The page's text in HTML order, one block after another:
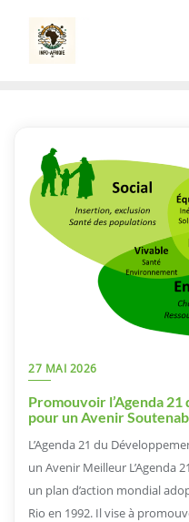
content
27 MAI 2026
Promouvoir l’Agenda
pour un Avenir
L’Agenda 21 du
un Avenir Meilleur L’Agenda
un plan d’action mondial
Rio en 1992. Il vise à